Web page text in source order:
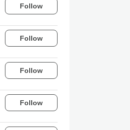
Follow
Follow
Follow
Follow